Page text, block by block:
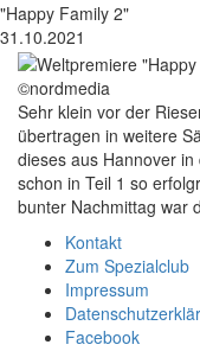
"Happy Family 2"
31.10.2021
©nordmedia
Sehr klein vor der
übertragen in weitere
dieses aus Hannover
schon in Teil 1 so
bunter Nachmittag war
Kontakt
Zum Spezialclub
Impressum
Facebook